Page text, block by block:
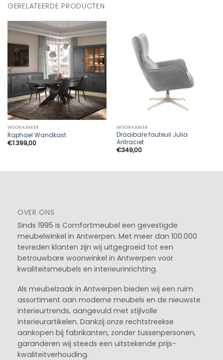
GERELATEERDE PRODUCTEN
WOONKAMER
Raphael Wandkast
€1.399,00
WOONKAMER
Draaibare fauteuil Julia
Antraciet
€349,00
OVER ONS
Sinds 1995 is Comfortmeubel een gevestigde
meubelwinkel in Antwerpen. Met meer dan 100.000
tevreden klanten zijn wij uitgegroeid tot een
betrouwbare woonwinkel in Antwerpen voor
kwaliteitsmeubels en interieurinrichting.
Als meubelzaak in Antwerpen bieden wij een ruim
assortiment aan moderne meubels en de nieuwste
interieurtrends, aangevuld met stijlvolle
interieurartikelen. Dankzij onze rechtstreekse
aankopen bij fabrikanten, zonder tussenpersonen,
garanderen wij steeds een uitstekende prijs-
kwaliteitverhouding.